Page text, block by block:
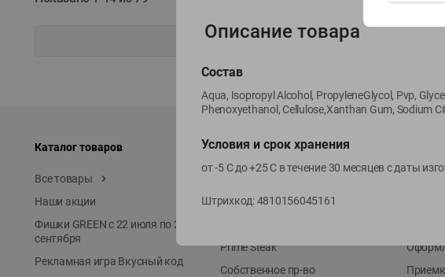
Каталог товаров
Все товары
Наши акции
Фишки GREEN с 22 июля по 22
сентября
Рекламная игра Вкусный код
Специально для вас
Местное известное
Prime Steak
Собственное пр-во
Описание товара
Состав
Aqua, Isopropyl Alcohol, PropyleneGlycol, Pvp,
Phenoxyethanol, Cellulose,Xanthan Gum, Sodium
Условия и срок хранения
от -5 С до +25 С в течение 30 месяцев с даты
Штрихкод:4810156045161